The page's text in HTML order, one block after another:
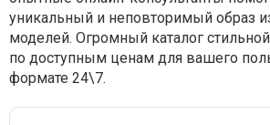
уникальный и неповторимый образ
моделей. Огромный каталог
по доступным ценам для вашего
формате 24\7.